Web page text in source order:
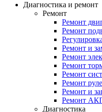
Диагностика и ремонт
Ремонт
Ремонт
Ремонт
Ремонт и
Ремонт
Ремонт
Ремонт
Ремонт
Ремонт и
Ремонт
Диагностика